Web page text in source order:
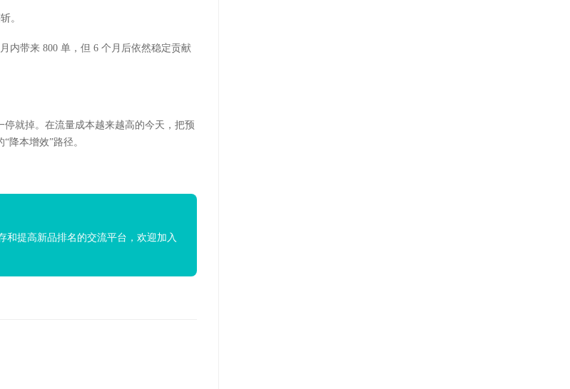
。
内带来 800 单，但 6 个月后依然稳定贡献
停就掉。在流量成本越来越高的今天，把预
降本增效”路径。
提高新品排名的交流平台，欢迎加入